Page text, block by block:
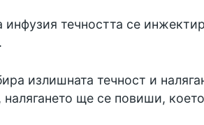
течността се
излишната течност и
налягането ще се повиши,